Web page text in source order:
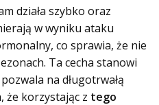
działa szybko oraz
w wyniku ataku
co sprawia, że nie
Ta cecha stanowi
na długotrwałą
że korzystając z tego